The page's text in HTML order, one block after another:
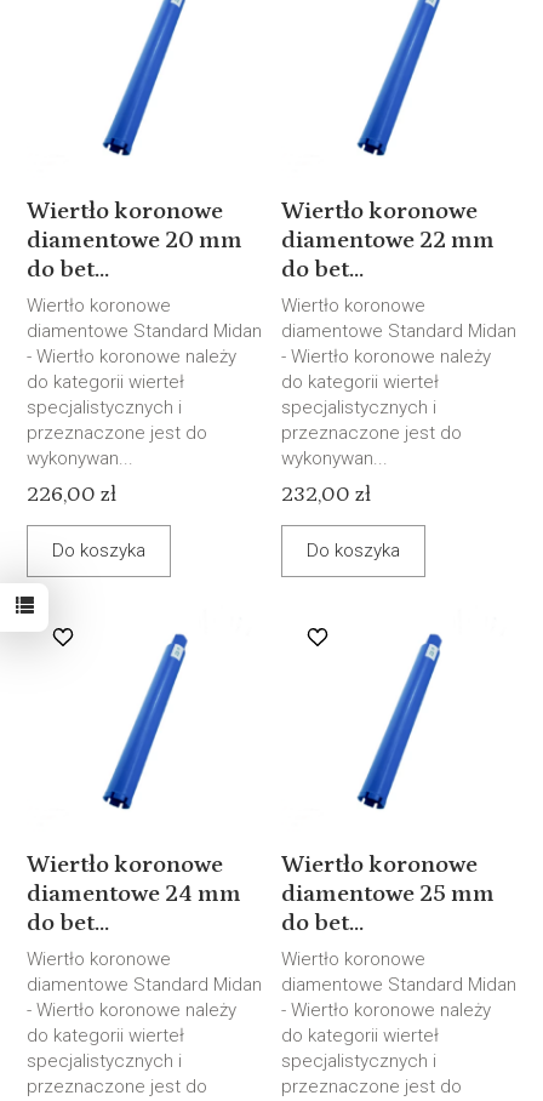
Wiertło koronowe
diamentowe 20 mm
do bet...
Wiertło koronowe
diamentowe Standard Midan
- Wiertło koronowe należy
do kategorii wierteł
specjalistycznych i
przeznaczone jest do
wykonywan...
226,00 zł
Do koszyka
Wiertło koronowe
diamentowe 22 mm
do bet...
Wiertło koronowe
diamentowe Standard Midan
- Wiertło koronowe należy
do kategorii wierteł
specjalistycznych i
przeznaczone jest do
wykonywan...
232,00 zł
Do koszyka
Wiertło koronowe
diamentowe 24 mm
do bet...
Wiertło koronowe
diamentowe Standard Midan
- Wiertło koronowe należy
do kategorii wierteł
specjalistycznych i
przeznaczone jest do
Wiertło koronowe
diamentowe 25 mm
do bet...
Wiertło koronowe
diamentowe Standard Midan
- Wiertło koronowe należy
do kategorii wierteł
specjalistycznych i
przeznaczone jest do